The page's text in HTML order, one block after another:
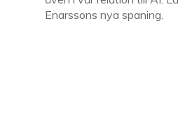
Enarssons nya spaning.